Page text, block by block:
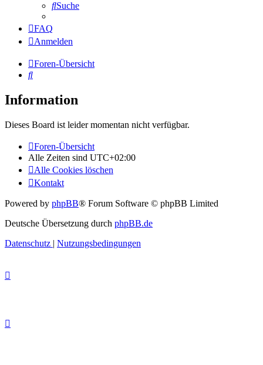
Suche
FAQ
Anmelden
Foren-Übersicht
Suche
Information
Dieses Board ist leider momentan nicht verfügbar.
Foren-Übersicht
Alle Zeiten sind UTC+02:00
Alle Cookies löschen
Kontakt
Powered by phpBB® Forum Software © phpBB Limited
Deutsche Übersetzung durch phpBB.de
Datenschutz | Nutzungsbedingungen